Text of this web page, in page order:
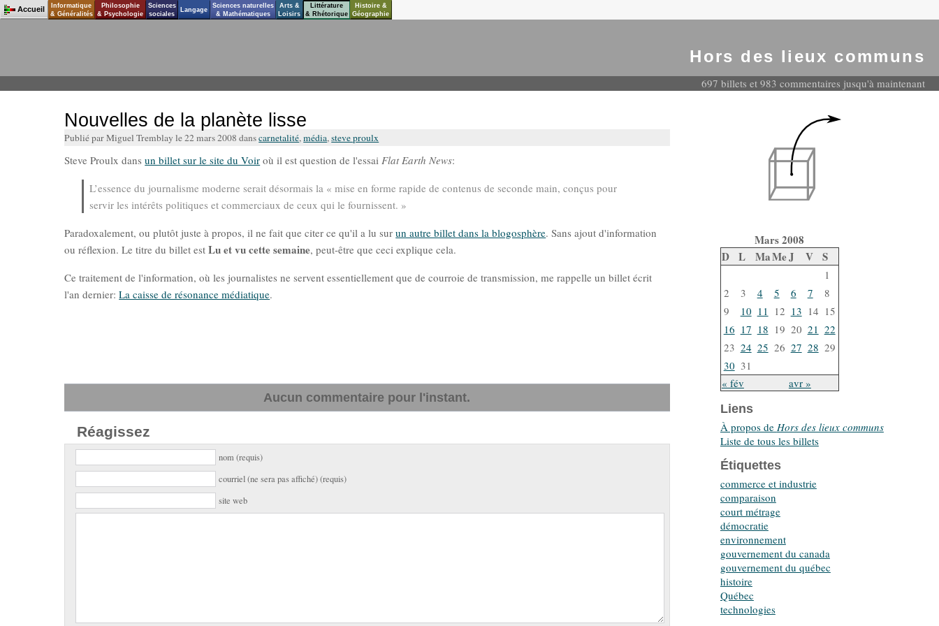
Hors des lieux communs
697 billets et 983 commentaires jusqu'à maintenant
Nouvelles de la planète lisse
Publié par Miguel Tremblay le 22 mars 2008 danscarnetalité,média,steve proulx
Steve Proulx dansun billet sur le site du Voir où il est question de l'essaiFlat Earth News:
L’essence du journalisme moderne serait désormais la « mise en forme rapide de contenus de seconde main, conçus pour
servir les intérêts politiques et commerciaux de ceux qui le fournissent. »
Paradoxalement, ou plutôt juste à propos, il ne fait que citer ce qu'il a lu surun autre billet dans la blogosphère. Sans ajout d'information
ou réflexion. Le titre du billet estLu et vu cette semaine, peut-être que ceci explique cela.
Ce traitement de l'information, où les journalistes ne servent essentiellement que de courroie de transmission, me rappelle un billet écrit
l'an dernier:La caisse de résonance médiatique.
Aucun commentaire pour l'instant.
Réagissez
nom (requis)
courriel (ne sera pas affiché) (requis)
site web
Mars 2008
D L MaMeJ V S
« fév avr »
1
2
3 4 5 6 7
8
9
10 11 12 13 14 15
16 17 18 19 20 21 22
23 24 25 26 27 28 29
30 31
Liens
À propos de Hors des lieux communs
Liste de tous les billets
Étiquettes
commerce et industrie
comparaison
court métrage
démocratie
environnement
gouvernement du canada
gouvernement du québec
histoire
Québec
technologies
Accueil
Informatique
& Généralités
Philosophie
& Psychologie
Sciences
sociales
Langage
Sciences naturelles
& Mathématiques
Arts &
Loisirs
Littérature
& Rhétorique
Histoire &
Géographie